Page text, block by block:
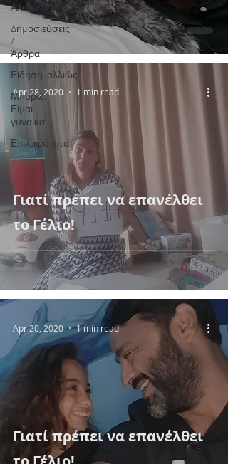
Άλογα
Δημοσιεύσεις
/
Άρθρα
Είδηση..αλλιώς
Μπορώ.
Είμαι
γυναίκα!
Επικαιρότητα
Γιατί πρέπει να επανέλθει
το Γέλιο!
Apr 28, 2020 1 min read
Γιατί πρέπει να επανέλθει
Apr 20, 2020 1 min read